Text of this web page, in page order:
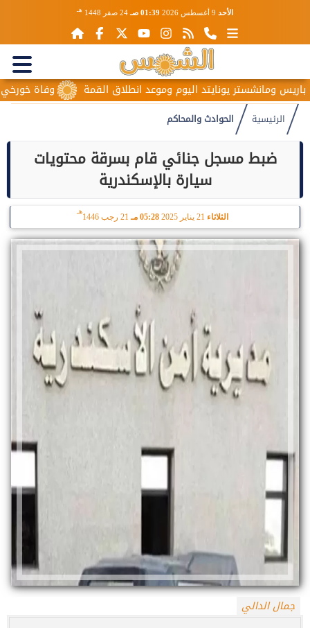
الأحد 01:39 صـ 24 صفر 1448 هـ
وفاة خورخي ومانشستر يونايتد اليوم وموعد انطلاق القمة
الرئيسية الحوادث والمحاكم
ضبط مسجل جنائي قام بسرقة محتويات
سيارة بالإسكندرية
الثلاثاء 05:28 مـ 21 رجب 1446
هـ
جمال الدالي